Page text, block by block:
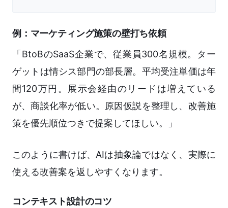
例：マーケティング施策の壁打ち依頼
「BtoBのSaaS企業で、従業員300名規模。ター
ゲットは情シス部門の部長層。平均受注単価は年
間120万円。展示会経由のリードは増えている
が、商談化率が低い。原因仮説を整理し、改善施
策を優先順位つきで提案してほしい。」
このように書けば、AIは抽象論ではなく、実際に
使える改善案を返しやすくなります。
コンテキスト設計のコツ